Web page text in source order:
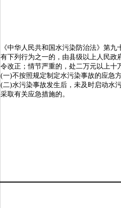
《中华人民共和国水污染防治法》第
有下列行为之一的，由县级以上人民政
令改正；情节严重的，处二万元以上十
(一)不按照规定制定水污染事故的应急
(二)水污染事故发生后，未及时启动水
采取有关应急措施的。